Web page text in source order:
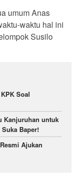
umum Anas
waktu hal ini
Susilo
Soal
Kanjuruhan untuk
Baper!
Ajukan